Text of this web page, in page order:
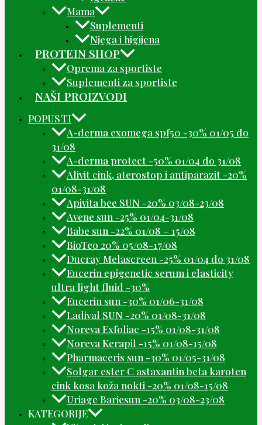
Mama
Suplementi
Njega i higijena
PROTEIN SHOP
Oprema za sportiste
Suplementi za sportiste
NAŠI PROIZVODI
POPUSTI
A-derma exomega spf50 -30% 01/05 do
31/08
A-derma protect -50% 01/04 do 31/08
Alivit cink, aterostop i antiparazit -20%
01/08-31/08
Apivita bee SUN -20% 03/08-23/08
Avene sun -25% 01/04-31/08
Babe sun -22% 01/08 – 15/08
BioTeo 20% 05/08-17/08
Ducray Melascreen -25% 01/04 do 31/08
Eucerin epigenetic serum i elasticity
ultra light fluid -30%
Eucerin sun -30% 01/06-31/08
Ladival SUN -20% 01/08-31/08
Noreva Exfoliac -15% 01/08-31/08
Noreva Kerapil -15% 01/08-15/08
Pharmaceris sun -30% 01/05-31/08
Solgar ester C astaxantin beta karoten
cink kosa koža nokti -20% 01/08-15/08
Uriage Bariesun -20% 03/08-23/08
KATEGORIJE